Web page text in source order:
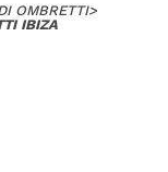
OMBRETTI>
IBIZA